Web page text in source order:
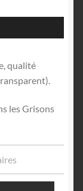
qualité
les Grisons